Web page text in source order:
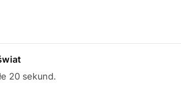
20 sekund.